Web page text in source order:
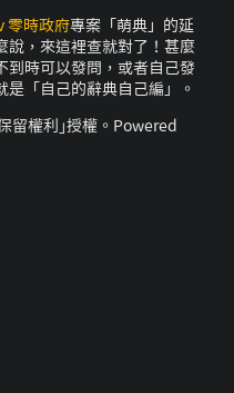
零時政府專案「萌典」的延
說，來這裡查就對了！甚麼
到時可以發問，或者自己發
「自己的辭典自己編」。
留權利｣授權。Powered